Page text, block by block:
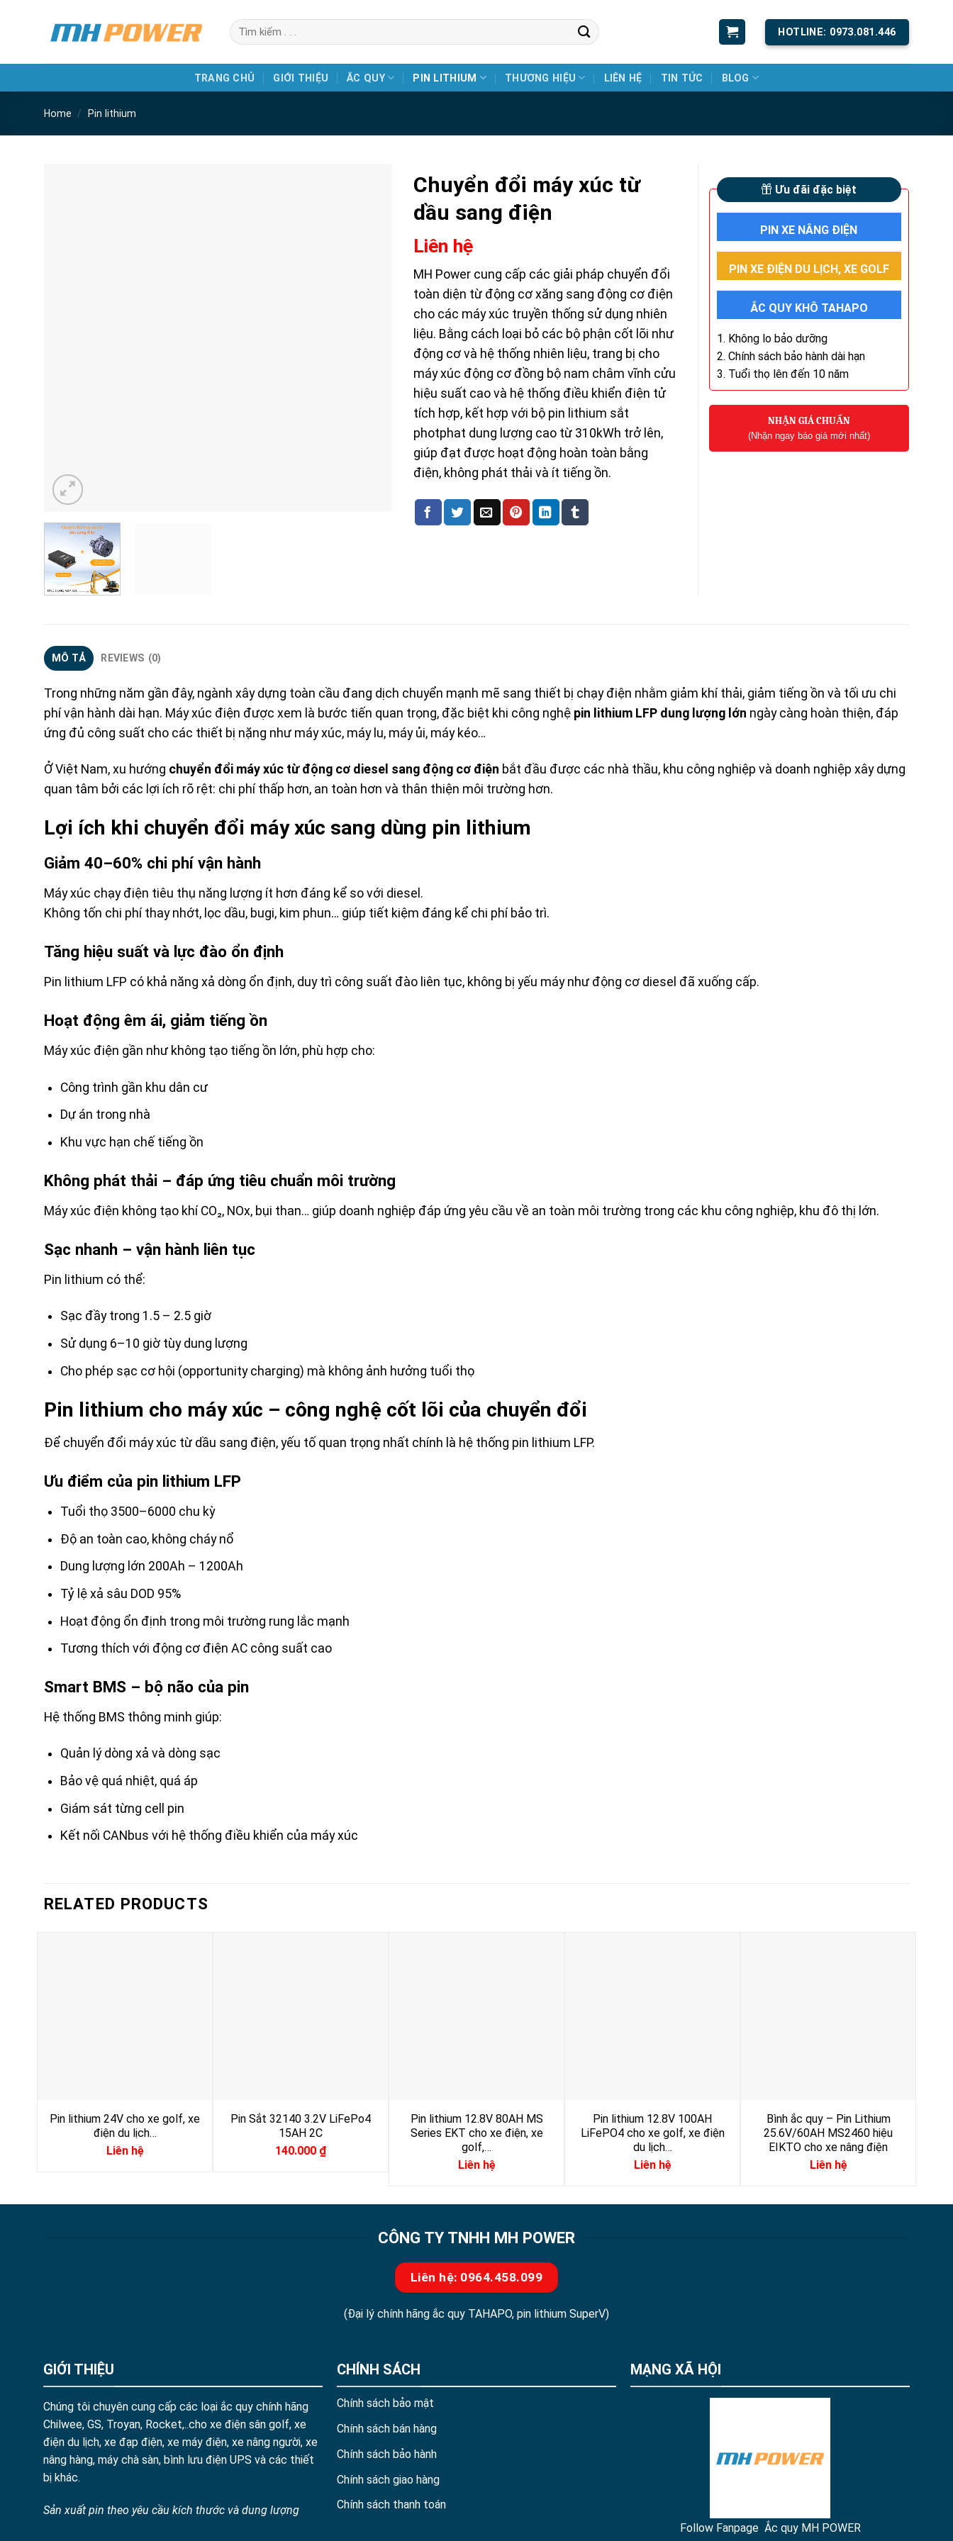
Search
for:
HOTLINE: 0973.081.446
TRANG CHỦ GIỚI THIỆU ẮC QUY PIN LITHIUM THƯƠNG HIỆU LIÊN HỆ TIN TỨC BLOG
Home / Pin lithium
Chuyển đổi máy xúc từ
dầu sang điện
Liên hệ
MH Power cung cấp các giải pháp chuyển đổi
toàn diện từ động cơ xăng sang động cơ điện
cho các máy xúc truyền thống sử dụng nhiên
liệu. Bằng cách loại bỏ các bộ phận cốt lõi như
động cơ và hệ thống nhiên liệu, trang bị cho
máy xúc động cơ đồng bộ nam châm vĩnh cửu
hiệu suất cao và hệ thống điều khiển điện tử
tích hợp, kết hợp với bộ pin lithium sắt
photphat dung lượng cao từ 310kWh trở lên,
giúp đạt được hoạt động hoàn toàn bằng
điện, không phát thải và ít tiếng ồn.
Ưu đãi đặc biệt
PIN XE NÂNG ĐIỆN
PIN XE ĐIỆN DU LỊCH, XE GOLF
ẮC QUY KHÔ TAHAPO
1. Không lo bảo dưỡng
2. Chính sách bảo hành dài hạn
3. Tuổi thọ lên đến 10 năm
NHẬN GIÁ CHUẨN
(Nhận ngay báo giá mới nhất)
MÔ TẢ REVIEWS (0)
Trong những năm gần đây, ngành xây dựng toàn cầu đang dịch chuyển mạnh mẽ sang thiết bị chạy điện nhằm giảm khí thải, giảm tiếng ồn và tối ưu chi
phí vận hành dài hạn. Máy xúc điện được xem là bước tiến quan trọng, đặc biệt khi công nghệ pin lithium LFP dung lượng lớn ngày càng hoàn thiện, đáp
ứng đủ công suất cho các thiết bị nặng như máy xúc, máy lu, máy ủi, máy kéo…
Ở Việt Nam, xu hướng chuyển đổi máy xúc từ động cơ diesel sang động cơ điện bắt đầu được các nhà thầu, khu công nghiệp và doanh nghiệp xây dựng
quan tâm bởi các lợi ích rõ rệt: chi phí thấp hơn, an toàn hơn và thân thiện môi trường hơn.
Lợi ích khi chuyển đổi máy xúc sang dùng pin lithium
Giảm 40–60% chi phí vận hành
Máy xúc chạy điện tiêu thụ năng lượng ít hơn đáng kể so với diesel.
Không tốn chi phí thay nhớt, lọc dầu, bugi, kim phun… giúp tiết kiệm đáng kể chi phí bảo trì.
Tăng hiệu suất và lực đào ổn định
Pin lithium LFP có khả năng xả dòng ổn định, duy trì công suất đào liên tục, không bị yếu máy như động cơ diesel đã xuống cấp.
Hoạt động êm ái, giảm tiếng ồn
Máy xúc điện gần như không tạo tiếng ồn lớn, phù hợp cho:
Công trình gần khu dân cư
Dự án trong nhà
Khu vực hạn chế tiếng ồn
Không phát thải – đáp ứng tiêu chuẩn môi trường
Máy xúc điện không tạo khí CO₂, NOx, bụi than… giúp doanh nghiệp đáp ứng yêu cầu về an toàn môi trường trong các khu công nghiệp, khu đô thị lớn.
Sạc nhanh – vận hành liên tục
Pin lithium có thể:
Sạc đầy trong 1.5 – 2.5 giờ
Sử dụng 6–10 giờ tùy dung lượng
Cho phép sạc cơ hội (opportunity charging) mà không ảnh hưởng tuổi thọ
Pin lithium cho máy xúc – công nghệ cốt lõi của chuyển đổi
Để chuyển đổi máy xúc từ dầu sang điện, yếu tố quan trọng nhất chính là hệ thống pin lithium LFP.
Ưu điểm của pin lithium LFP
Tuổi thọ 3500–6000 chu kỳ
Độ an toàn cao, không cháy nổ
Dung lượng lớn 200Ah – 1200Ah
Tỷ lệ xả sâu DOD 95%
Hoạt động ổn định trong môi trường rung lắc mạnh
Tương thích với động cơ điện AC công suất cao
Smart BMS – bộ não của pin
Hệ thống BMS thông minh giúp:
Quản lý dòng xả và dòng sạc
Bảo vệ quá nhiệt, quá áp
Giám sát từng cell pin
Kết nối CANbus với hệ thống điều khiển của máy xúc
RELATED PRODUCTS
Pin lithium 24V cho xe golf, xe
điện du lịch…
Liên hệ
Pin Sắt 32140 3.2V LiFePo4
15AH 2C
140.000 ₫
Pin lithium 12.8V 80AH MS
Series EKT cho xe điện, xe
golf,…
Liên hệ
Pin lithium 12.8V 100AH
LiFePO4 cho xe golf, xe điện
du lịch…
Liên hệ
Bình ắc quy – Pin Lithium
25.6V/60AH MS2460 hiệu
EIKTO cho xe nâng điện
Liên hệ
CÔNG TY TNHH MH POWER
Liên hệ: 0964.458.099
(Đại lý chính hãng ắc quy TAHAPO, pin lithium SuperV)
GIỚI THIỆU
Chúng tôi chuyên cung cấp các loại ắc quy chính hãng
Chilwee, GS, Troyan, Rocket,..cho xe điện sân golf, xe
điện du lịch, xe đạp điện, xe máy điện, xe nâng người, xe
nâng hàng, máy chà sàn, bình lưu điện UPS và các thiết
bị khác.
Sản xuất pin theo yêu cầu kích thước và dung lượng
CHÍNH SÁCH
Chính sách bảo mật
Chính sách bán hàng
Chính sách bảo hành
Chính sách giao hàng
Chính sách thanh toán
MẠNG XÃ HỘI
Follow Fanpage Ắc quy MH POWER